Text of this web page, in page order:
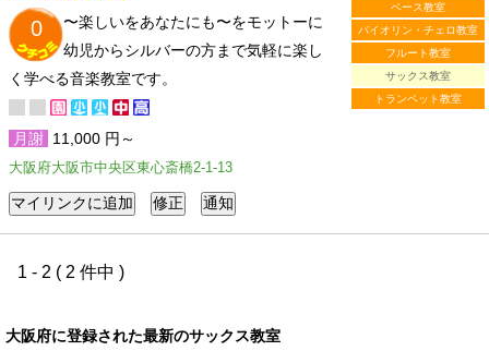
ベース教室
バイオリン・チェロ教室
フルート教室
サックス教室
トランペット教室
0
〜楽しいをあなたにも〜をモットーに
幼児からシルバーの方まで気軽に楽し
く学べる音楽教室です。
月謝 11,000 円～
大阪府大阪市中央区東心斎橋2-1-13
1 - 2 ( 2 件中 )
大阪府に登録された最新のサックス教室